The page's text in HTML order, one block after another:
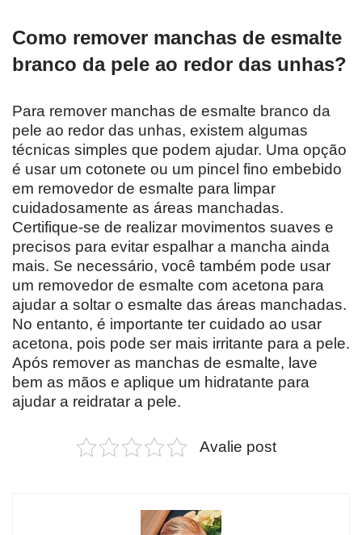
Como remover manchas de esmalte
branco da pele ao redor das unhas?
Para remover manchas de esmalte branco da
pele ao redor das unhas, existem algumas
técnicas simples que podem ajudar. Uma opção
é usar um cotonete ou um pincel fino embebido
em removedor de esmalte para limpar
cuidadosamente as áreas manchadas.
Certifique-se de realizar movimentos suaves e
precisos para evitar espalhar a mancha ainda
mais. Se necessário, você também pode usar
um removedor de esmalte com acetona para
ajudar a soltar o esmalte das áreas manchadas.
No entanto, é importante ter cuidado ao usar
acetona, pois pode ser mais irritante para a pele.
Após remover as manchas de esmalte, lave
bem as mãos e aplique um hidratante para
ajudar a reidratar a pele.
Avalie post